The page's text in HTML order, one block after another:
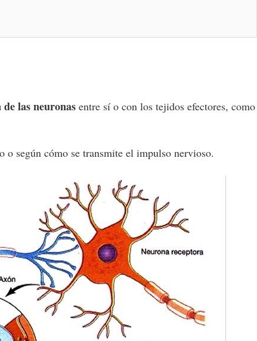
las neuronas entre sí o con los tejidos efectores, como
o según cómo se transmite el impulso nervioso.